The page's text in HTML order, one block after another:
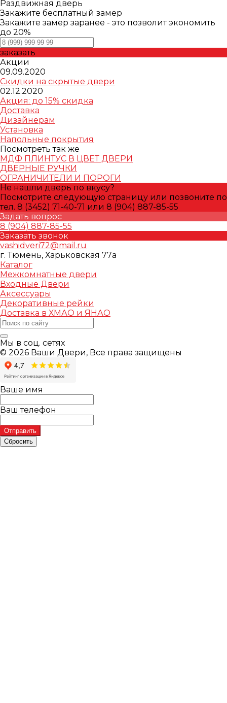
Раздвижная дверь
Закажите бесплатный замер
Закажите замер заранее - это позволит экономить
до 20%
заказать
Акции
09.09.2020
Скидки на скрытые двери
02.12.2020
Акция: до 15% скидка
Доставка
Дизайнерам
Установка
Напольные покрытия
Посмотреть так же
МДФ ПЛИНТУС В ЦВЕТ ДВЕРИ
ДВЕРНЫЕ РУЧКИ
ОГРАНИЧИТЕЛИ И ПОРОГИ
Не нашли дверь по вкусу?
Посмотрите следующую страницу или позвоните по
тел. 8 (3452) 71-40-71 или 8 (904) 887-85-55
Задать вопрос
8 (904) 887-85-55
Заказать звонок
vashidveri72@mail.ru
г. Тюмень, Харьковская 77а
Каталог
Межкомнатные двери
Входные Двери
Аксессуары
Декоративные рейки
Доставка в ХМАО и ЯНАО
Мы в соц. сетях
© 2026 Ваши Двери, Все права защищены
Ваше имя
Ваш телефон
Отправить